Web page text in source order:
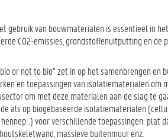
gebruik van bouwmaterialen is essentieel in het
CO2-emissies, grondstoffenuitputting en de
or not to bio” zet in op het samenbrengen en
en toepassingen van isolatiematerialen om
om met deze materialen aan de slag te
als op biogebaseerde isolatiematerialen
voor verschillende toepassingen: plat
massieve buitenmuur enz.